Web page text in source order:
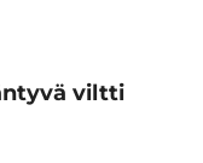
viltti